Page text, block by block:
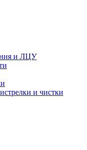
и ЛЦУ
и чистки